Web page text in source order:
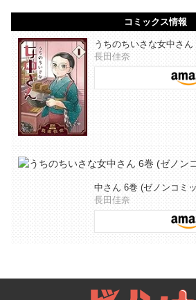
コミックス情報
うちのちいさな女中さ
長田佳奈
中さん 6巻 (ゼノンコミ
長田佳奈